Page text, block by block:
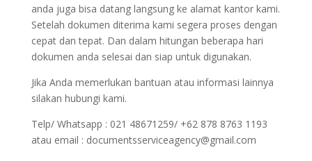
anda juga bisa datang langsung ke alamat kantor kami.
Setelah dokumen diterima kami segera proses dengan
cepat dan tepat. Dan dalam hitungan beberapa hari
dokumen anda selesai dan siap untuk digunakan.
Jika Anda memerlukan bantuan atau informasi lainnya
silakan hubungi kami.
Telp/ Whatsapp : 021 48671259/ +62 878 8763 1193
atau email : documentsserviceagency@gmail.com